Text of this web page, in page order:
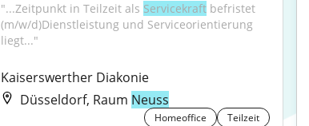
"...Zeitpunkt in Teilzeit als Servicekraft befristet
(m/w/d)Dienstleistung und Serviceorientierung
liegt..."
Kaiserswerther Diakonie
Düsseldorf, Raum Neuss
Homeoffice Teilzeit